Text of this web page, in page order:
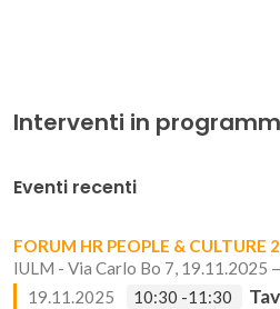
Interventi in
Eventi recenti
FORUM HR PEOPLE & CULTURE
IULM - Via Carlo Bo 7, 19.11.2025
19.11.2025
10:30 -11:30